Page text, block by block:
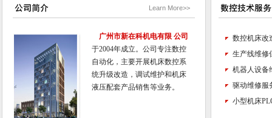
Learn More>>
广州市新在科机电有限 公司
于2004年成立。公司专注数控
自动化，主要开展机床数控系
统升级改造，调试维护和机床
液压配套产品销售等业务。
数控机床改
生产线维修
机器人设备
驱动维修服
小型机床